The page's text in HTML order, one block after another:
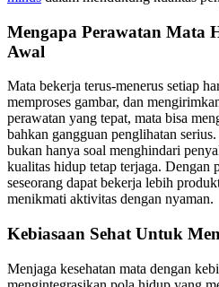
Mengapa Perawatan Mata
Awal
Mata bekerja terus-menerus setiap
memproses gambar, dan
perawatan yang tepat, mata bisa
bahkan gangguan penglihatan
bukan hanya soal menghindari
kualitas hidup tetap terjaga. Dengan
seseorang dapat bekerja lebih
menikmati aktivitas dengan nyaman.
Kebiasaan Sehat Untuk
Menjaga kesehatan mata dengan